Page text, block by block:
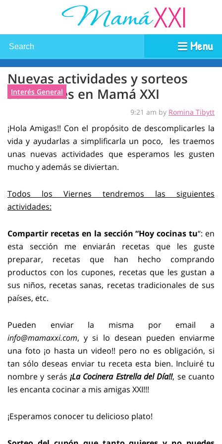
Menu
Nuevas actividades y sorteos
semanales en Mamá XXI
Interés General
9:21 am by Romina Tibytt
¡Hola Amigas!! Con el propósito de descomplicarles la
vida y ayudarlas a simplificarla un poco, les traemos
unas nuevas actividades que esperamos les gusten
mucho y además se diviertan.
Todos los Viernes tendremos las siguientes
actividades:
Compartir recetas en la sección “Hoy cocinas tu“: en
esta sección me enviarán recetas que les guste
preparar, recetas que han hecho comprando
productos con los cupones, recetas que les gustan a
sus niños, recetas sanas, recetas tradicionales de sus
países, etc.
Pueden enviar la misma por email a
info@mamaxxi.com, y si lo desean pueden enviarme
una foto ¡o hasta un video!! pero no es obligación, si
tan sólo deseas enviar tu receta esta bien. Incluiré tu
nombre y serás ¡La Cocinera Estrella del Día!!, se cuanto
les encanta cocinar a mis amigas XXI!!!
¡Esperamos conocer tu delicioso plato!